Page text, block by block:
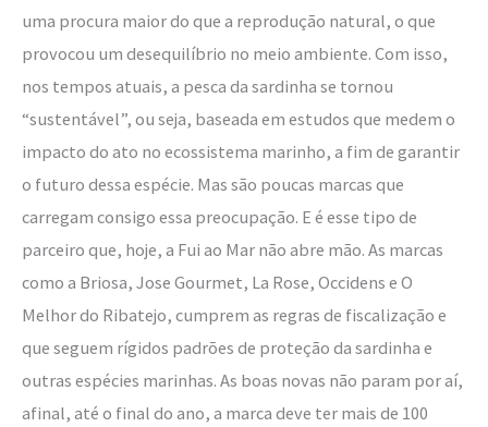
uma procura maior do que a reprodução natural, o que
provocou um desequilíbrio no meio ambiente. Com isso,
nos tempos atuais, a pesca da sardinha se tornou
“sustentável”, ou seja, baseada em estudos que medem o
impacto do ato no ecossistema marinho, a fim de garantir
o futuro dessa espécie. Mas são poucas marcas que
carregam consigo essa preocupação. E é esse tipo de
parceiro que, hoje, a Fui ao Mar não abre mão. As marcas
como a Briosa, Jose Gourmet, La Rose, Occidens e O
Melhor do Ribatejo, cumprem as regras de fiscalização e
que seguem rígidos padrões de proteção da sardinha e
outras espécies marinhas. As boas novas não param por aí,
afinal, até o final do ano, a marca deve ter mais de 100